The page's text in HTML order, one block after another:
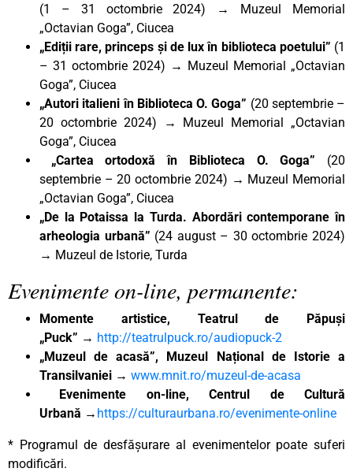
(1 – 31 octombrie 2024) → Muzeul Memorial
„Octavian Goga”, Ciucea
„Ediții rare, princeps și de lux în biblioteca poetului” (1
– 31 octombrie 2024) → Muzeul Memorial „Octavian
Goga”, Ciucea
„Autori italieni în Biblioteca O. Goga” (20 septembrie –
20 octombrie 2024) → Muzeul Memorial „Octavian
Goga”, Ciucea
„Cartea ortodoxă în Biblioteca O. Goga” (20
septembrie – 20 octombrie 2024) → Muzeul Memorial
„Octavian Goga”, Ciucea
„De la Potaissa la Turda. Abordări contemporane în
arheologia urbană” (24 august – 30 octombrie 2024)
→ Muzeul de Istorie, Turda
Evenimente on-line, permanente:
Momente artistice, Teatrul de Păpuși
„Puck” → http://teatrulpuck.ro/audiopuck-2
„Muzeul de acasă”, Muzeul Național de Istorie a
Transilvaniei → www.mnit.ro/muzeul-de-acasa
Evenimente on-line, Centrul de Cultură
Urbană → https://culturaurbana.ro/evenimente-online
* Programul de desfășurare al evenimentelor poate suferi
modificări.